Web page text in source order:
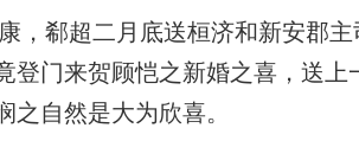
郗超二月底送桓济和新安郡主
登门来贺顾恺之新婚之喜，送上
自然是大为欣喜。